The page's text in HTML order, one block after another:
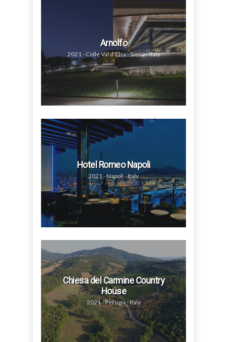
Arnolfo
2021 - Colle Val d'Elsa - Siena - Italy
Hotel Romeo Napoli
2021 - Napoli - Italy
Chiesa del Carmine Country
House
2021 - Perugia - Italy